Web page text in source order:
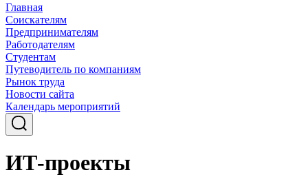
Главная
Соискателям
Предпринимателям
Работодателям
Студентам
Путеводитель по компаниям
Рынок труда
Новости сайта
Календарь мероприятий
ИТ-проекты